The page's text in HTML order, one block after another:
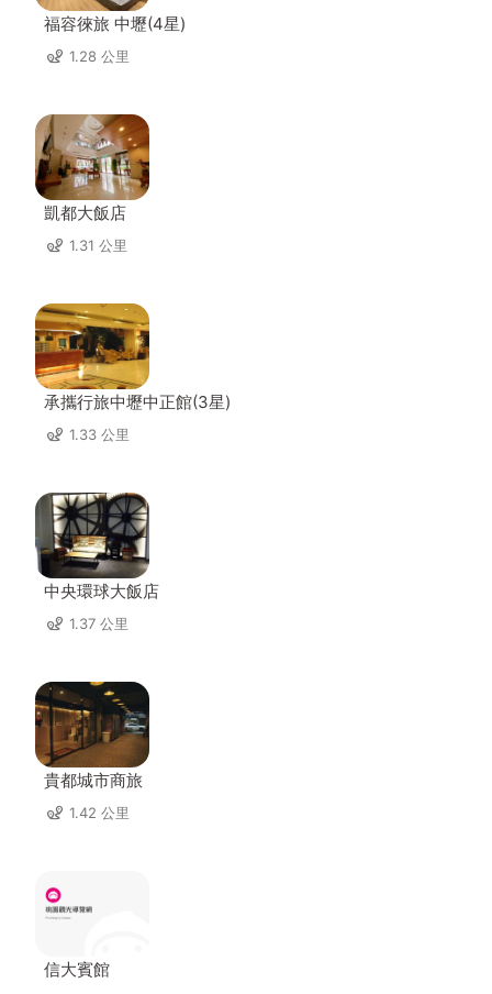
福容徠旅 中壢(4星)
1.28 公里
凱都大飯店
1.31 公里
承攜行旅中壢中正館(3星)
1.33 公里
中央環球大飯店
1.37 公里
貴都城市商旅
1.42 公里
信大賓館